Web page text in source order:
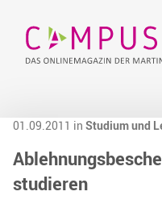
01.09.2011 in Studium und
studieren